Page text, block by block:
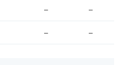
– –
– –